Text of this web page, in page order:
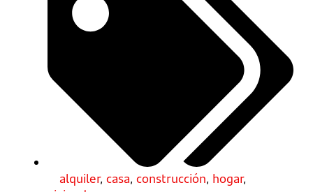
alquiler, casa, construcción, hogar,